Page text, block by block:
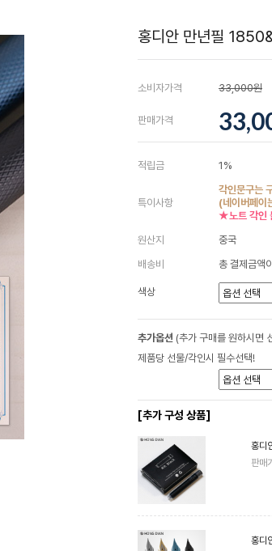
홍디안 만년필
소비자가격 33,000원
판매가격
적립금 1%
특이사항
각인문구는
(네이버페이
★노트 각인
원산지
중국
배송비
총 결제금액
색상
추가옵션 (추가 구매를 원하시면
제품당 선물/각인시 필수선택!
[추가 구성 상품]
홍디
판매
홍디